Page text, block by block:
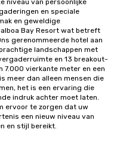
niveau van persoonlijke
en speciale
en geweldige
Bay Resort wat betreft
gerenommeerde hotel aan
landschappen met
en 13 breakout-
7.000 vierkante meter en een
meer dan alleen mensen die
het is een ervaring die
indruk achter moet laten.
ervoor te zorgen dat uw
een nieuw niveau van
en stijl bereikt.